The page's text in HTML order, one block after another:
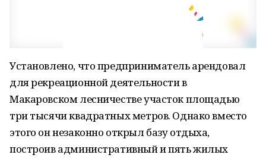
Установлено, что предприниматель арендовал
для рекреационной деятельности в
Макаровском лесничестве участок площадью
три тысячи квадратных метров. Однако вместо
этого он незаконно открыл базу отдыха,
построив административный и пять жилых